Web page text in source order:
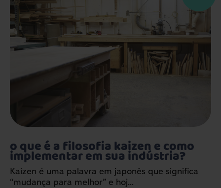
o que é a filosofia kaizen e como
implementar em sua indústria?
Kaizen é uma palavra em japonês que significa
“mudança para melhor” e hoj...